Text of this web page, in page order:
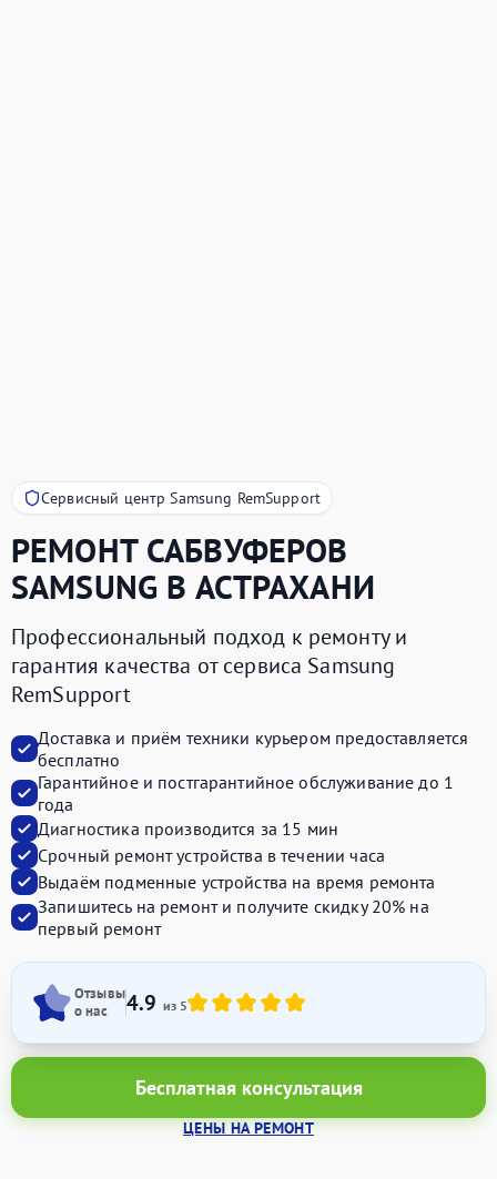
Сервисный центр Samsung RemSupport
РЕМОНТ САБВУФЕРОВ
SAMSUNG В АСТРАХАНИ
Профессиональный подход к ремонту и
гарантия качества от сервиса Samsung
RemSupport
Доставка и приём техники курьером предоставляется
бесплатно
Гарантийное и постгарантийное обслуживание до 1
года
Диагностика производится за 15 мин
Срочный ремонт устройства в течении часа
Выдаём подменные устройства на время ремонта
Запишитесь на ремонт и получите скидку 20% на
первый ремонт
Отзывы
о нас
4.9 из 5
Бесплатная консультация
ЦЕНЫ НА РЕМОНТ